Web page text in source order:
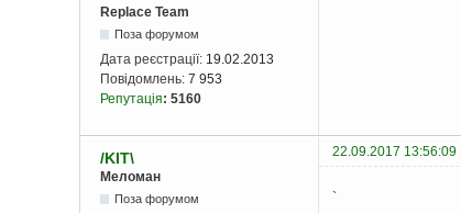
Replace Team
Поза форумом
Дата реєстрації: 19.02.2013
Повідомлень: 7 953
Репутація: 5160
/KIT\ 22.09.2017 13:56:09
Меломан
Поза форумом `